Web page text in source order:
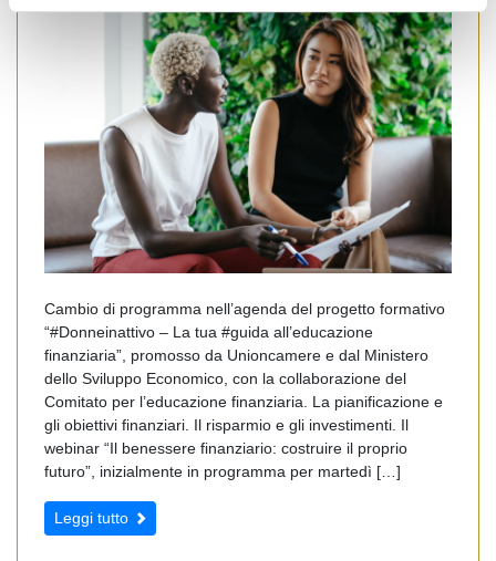
Cambio di programma nell’agenda del progetto formativo
“#Donneinattivo – La tua #guida all’educazione
finanziaria”, promosso da Unioncamere e dal Ministero
dello Sviluppo Economico, con la collaborazione del
Comitato per l’educazione finanziaria. La pianificazione e
gli obiettivi finanziari. Il risparmio e gli investimenti. Il
webinar “Il benessere finanziario: costruire il proprio
futuro”, inizialmente in programma per martedì […]
Leggi tutto